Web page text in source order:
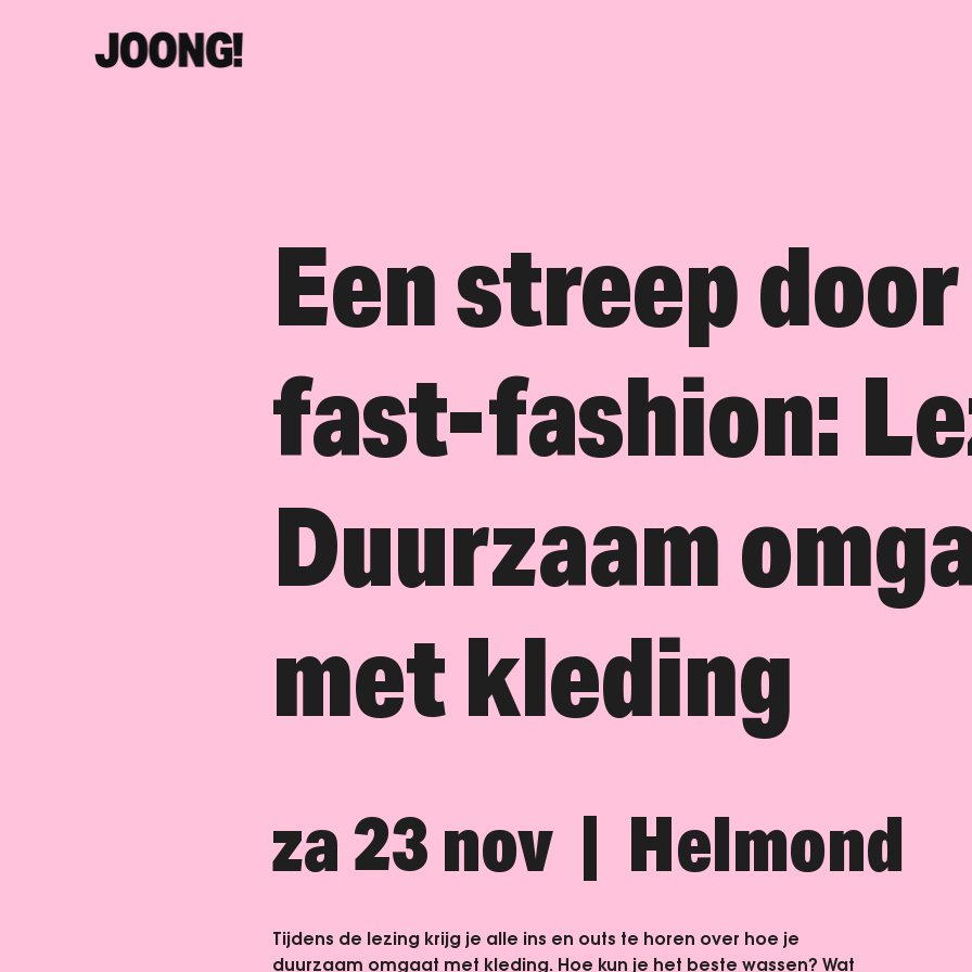
Een streep door
fast-fashion:
Duurzaam
met kleding
za 23 nov
  |
Helmond
Tijdens de lezing krijg je alle ins en outs te horen over hoe je
duurzaam omgaat met kleding. Hoe kun je het beste wassen? Wat